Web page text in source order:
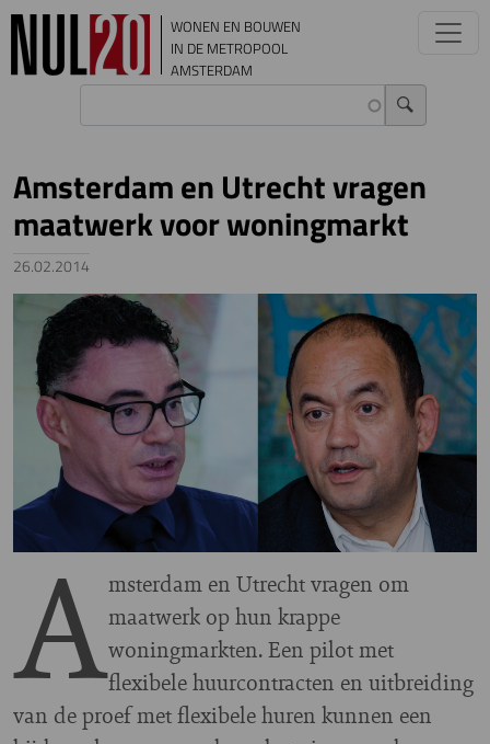
Overslaan en naar de inhoud gaan
WONEN EN BOUWEN
IN DE METROPOOL
AMSTERDAM
Amsterdam en Utrecht vragen
maatwerk voor woningmarkt
26.02.2014
Image
Amsterdam en Utrecht vragen om
maatwerk op hun krappe
woningmarkten. Een pilot met
flexibele huurcontracten en uitbreiding
van de proef met flexibele huren kunnen een